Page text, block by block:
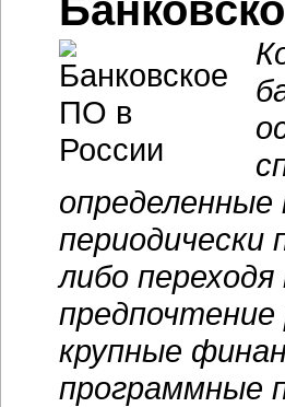
либо
крупные
программные